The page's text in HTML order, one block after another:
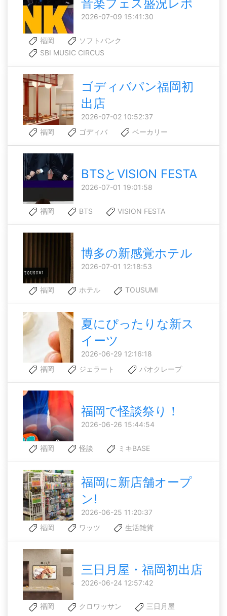
音楽フェス盛況レポ
2026-07-09 15:41:30
福岡
ソフトバンク
SBI MUSIC CIRCUS
ゴディバパン福岡初
出店
2026-07-02 10:52:37
福岡
ゴディバ ベーカリー
BTSとVISION FESTA
2026-07-01 19:01:58
福岡 BTS VISION FESTA
博多の新感覚ホテル
2026-07-01 12:18:53
福岡 ホテル TOUSUMI
夏にぴったりな新ス
イーツ
2026-06-29 12:16:18
福岡
ジェラート パオクレープ
福岡で怪談祭り！
2026-06-26 15:44:54
福岡 怪談 ミキBASE
福岡に新店舗オープ
ン!
2026-06-25 11:20:37
福岡
ワッツ 生活雑貨
三日月屋・福岡初出店
2026-06-24 12:57:42
福岡 クロワッサン 三日月屋